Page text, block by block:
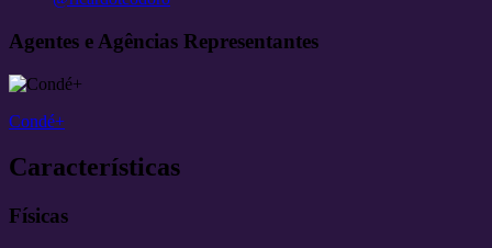
Agentes e Agências Representantes
Condé+
Características
Físicas